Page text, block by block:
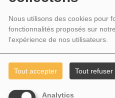
Nous utilisons des cookies pour
fonctionnalités proposés sur
l'expérience de nos utilisateurs.
Tout accepter Tout refuser
Analytics
OUPS,